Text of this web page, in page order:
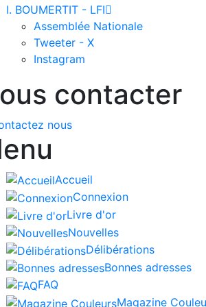
I. BOUMERTIT - LFI
Assemblée Nationale
Tweeter - X
Instagram
contacter
nous
Accueil
Connexion
Livre d'or
Nouvelles
Délibérations
Bonnes adresses
FAQ
Magazine